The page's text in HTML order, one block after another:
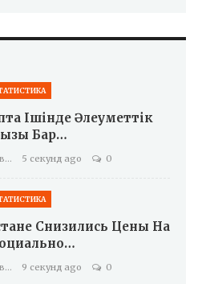
Ішінде Әлеуметтік
Бар…
Шолпан Сабанова 5 секунд ago 0
Снизились Цены На
Шолпан Сабанова 9 секунд ago 0